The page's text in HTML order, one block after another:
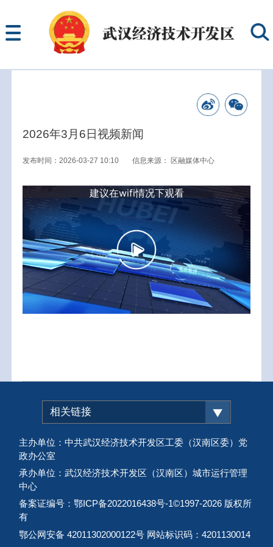
2026年3月6日视频新闻
发布时间：2026-03-27 10:10 信息来源： 区融媒体中心
相关链接
主办单位：中共武汉经济技术开发区工委（汉南区委）党
政办公室
承办单位：武汉经济技术开发区（汉南区）城市运行管理
中心
备案证编号：鄂ICP备2022016438号-1©1997-2026 版权所
有
鄂公网安备 42011302000122号 网站标识码：4201130014